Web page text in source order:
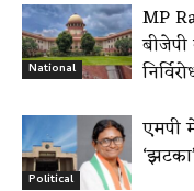
National
MP
बीजेपी
Political
एमपी